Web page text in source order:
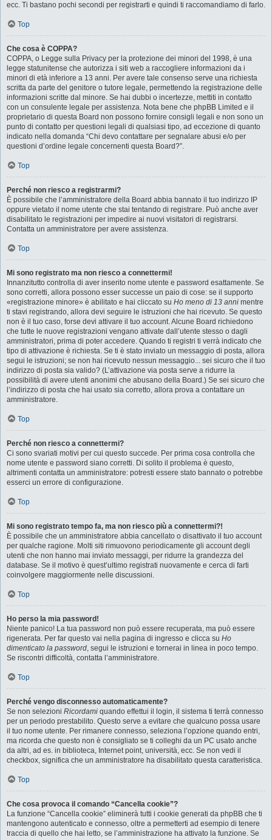
ecc. Ti bastano pochi secondi per registrarti e quindi ti raccomandiamo di farlo.
Top
Che cosa è COPPA?
COPPA, o Legge sulla Privacy per la protezione dei minori del 1998, è una
legge statunitense che autorizza i siti web a raccogliere informazioni da i
minori di età inferiore a 13 anni. Per avere tale consenso serve una richiesta
scritta da parte del genitore o tutore legale, permettendo la registrazione delle
informazioni scritte dal minore. Se hai dubbi o incertezze, mettiti in contatto
con un consulente legale per assistenza. Nota bene che phpBB Limited e il
proprietario di questa Board non possono fornire consigli legali e non sono un
punto di contatto per questioni legali di qualsiasi tipo, ad eccezione di quanto
indicato nella domanda “Chi devo contattare per segnalare abusi e/o per
questioni d’ordine legale concernenti questa Board?”.
Top
Perché non riesco a registrarmi?
È possibile che l’amministratore della Board abbia bannato il tuo indirizzo IP
oppure vietato il nome utente che stai tentando di registrare. Può anche aver
disabilitato le registrazioni per impedire ai nuovi visitatori di registrarsi.
Contatta un amministratore per avere assistenza.
Top
Mi sono registrato ma non riesco a connettermi!
Innanzitutto controlla di aver inserito nome utente e password esattamente. Se
sono corretti, allora possono esser successe un paio di cose: se il supporto
«registrazione minore» è abilitato e hai cliccato su Ho meno di 13 anni mentre
ti stavi registrando, allora devi seguire le istruzioni che hai ricevuto. Se questo
non è il tuo caso, forse devi attivare il tuo account. Alcune Board richiedono
che tutte le nuove registrazioni vengano attivate dall’utente stesso o dagli
amministratori, prima di poter accedere. Quando ti registri ti verrà indicato che
tipo di attivazione è richiesta. Se ti è stato inviato un messaggio di posta, allora
segui le istruzioni; se non hai ricevuto nessun messaggio... sei sicuro che il tuo
indirizzo di posta sia valido? (L’attivazione via posta serve a ridurre la
possibilità di avere utenti anonimi che abusano della Board.) Se sei sicuro che
l’indirizzo di posta che hai usato sia corretto, allora prova a contattare un
amministratore.
Top
Perché non riesco a connettermi?
Ci sono svariati motivi per cui questo succede. Per prima cosa controlla che
nome utente e password siano corretti. Di solito il problema è questo,
altrimenti contatta un amministratore: potresti essere stato bannato o potrebbe
esserci un errore di configurazione.
Top
Mi sono registrato tempo fa, ma non riesco più a connettermi?!
È possibile che un amministratore abbia cancellato o disattivato il tuo account
per qualche ragione. Molti siti rimuovono periodicamente gli account degli
utenti che non hanno mai inviato messaggi, per ridurre la grandezza del
database. Se il motivo è quest’ultimo registrati nuovamente e cerca di farti
coinvolgere maggiormente nelle discussioni.
Top
Ho perso la mia password!
Niente panico! La tua password non può essere recuperata, ma può essere
rigenerata. Per far questo vai nella pagina di ingresso e clicca su Ho
dimenticato la password, segui le istruzioni e tornerai in linea in poco tempo.
Se riscontri difficoltà, contatta l’amministratore.
Top
Perché vengo disconnesso automaticamente?
Se non selezioni Ricordami quando effettui il login, il sistema ti terrà connesso
per un periodo prestabilito. Questo serve a evitare che qualcuno possa usare
il tuo nome utente. Per rimanere connesso, seleziona l’opzione quando entri,
ma ricorda che questo non è consigliato se ti colleghi da un PC usato anche
da altri, ad es. in biblioteca, Internet point, università, ecc. Se non vedi il
checkbox, significa che un amministratore ha disabilitato questa caratteristica.
Top
Che cosa provoca il comando “Cancella cookie”?
La funzione “Cancella cookie” eliminerà tutti i cookie generati da phpBB che ti
mantengono autenticato e connesso, oltre a permetterti ad esempio di tenere
traccia di quello che hai letto, se l’amministrazione ha attivato la funzione. Se